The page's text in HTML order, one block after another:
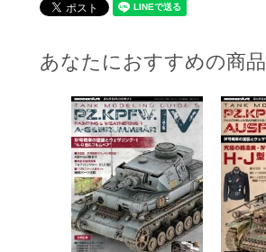
あなたにおすすめの商品